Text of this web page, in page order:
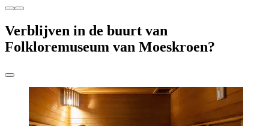
Verblijven in de buurt van
Folkloremuseum van Moeskroen?